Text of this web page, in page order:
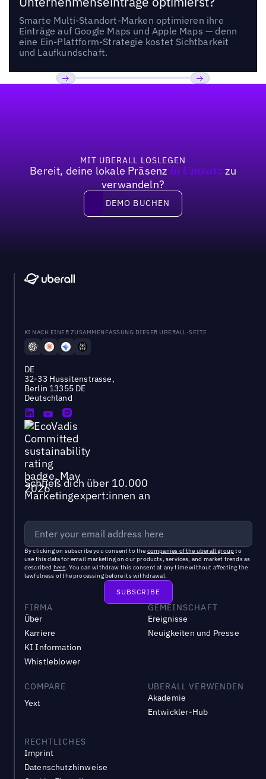
Smarte Multi-Standort-Marken optimieren ihre
Einträge auf Google Maps und Apple Maps — denn
eine Ein-Plattform-Strategie kostet Sichtbarkeit
und Laufkundschaft.
MIT UBERALL LOSLEGEN
Bereit, deine lokale Präsenz in Umsatzzu
verwandeln?
DEMO BUCHEN
DEMO BUCHEN
KI NACH EINER ZUSAMMENFASSUNG DIESER UBERALL-SEITE
DE
32-33 Hussitenstrasse,
Berlin 13355 DE
Deutschland
Schließ dich über 10.000
Marketingexpert:innen an
By clicking on subscribe you consent to the companies of the uberall groupto
use this data for email marketing on our products, services, and market trends as
described here. You can withdraw this consent at any time without affecting the
lawfulness of the processing before its withdrawal.
FIRMA
Über
Karriere
KI Information
Whistleblower
GEMEINSCHAFT
Ereignisse
Neuigkeiten und Presse
COMPARE
Yext
UBERALL VERWENDEN
Akademie
Entwickler-Hub
RECHTLICHES
Imprint
Datenschutzhinweise